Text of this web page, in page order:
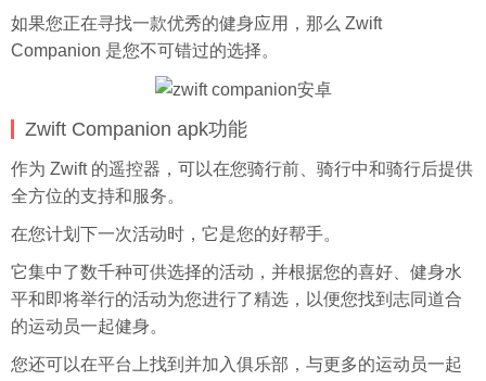
如果您正在寻找一款优秀的健身应用，那么 Zwift
Companion 是您不可错过的选择。
Zwift Companion apk功能
作为 Zwift 的遥控器，可以在您骑行前、骑行中和骑行后提供
全方位的支持和服务。
在您计划下一次活动时，它是您的好帮手。
它集中了数千种可供选择的活动，并根据您的喜好、健身水
平和即将举行的活动为您进行了精选，以便您找到志同道合
的运动员一起健身。
您还可以在平台上找到并加入俱乐部，与更多的运动员一起